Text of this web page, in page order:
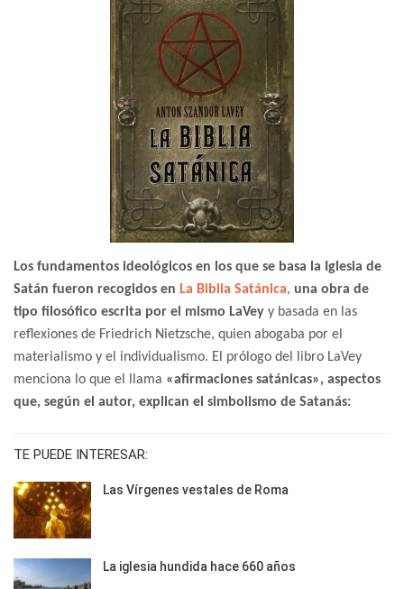
Los fundamentos ideológicos en los que se basa la Iglesia de
Satán fueron recogidos en La Biblia Satánica, una obra de
tipo filosófico escrita por el mismo LaVey y basada en las
reflexiones de Friedrich Nietzsche, quien abogaba por el
materialismo y el individualismo. El prólogo del libro LaVey
menciona lo que el llama «afirmaciones satánicas», aspectos
que, según el autor, explican el simbolismo de Satanás:
TE PUEDE INTERESAR:
Las Vírgenes vestales de Roma
La iglesia hundida hace 660 años